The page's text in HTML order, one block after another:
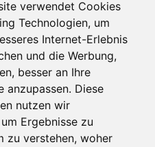
verwendet Cookies
Technologien, um
Internet-Erlebnis
und die Werbung,
besser an Ihre
anzupassen. Diese
nutzen wir
Ergebnisse zu
zu verstehen, woher